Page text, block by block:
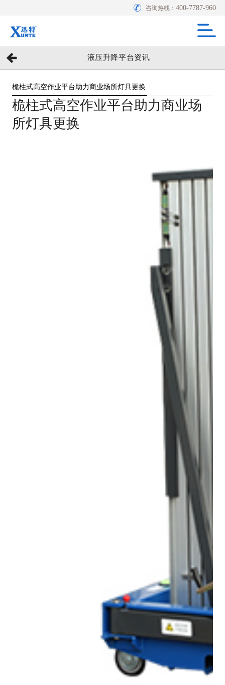
咨询热线：400-7787-960
液压升降平台资讯
桅柱式高空作业平台助力商业场所灯具更换
桅柱式高空作业平台助力商业场
所灯具更换